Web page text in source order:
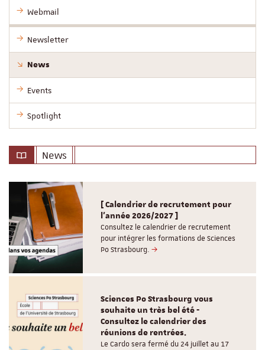
Webmail
Newsletter
News
Events
Spotlight
News
[ Calendrier de recrutement pour
l'année 2026/2027 ]
Consultez le calendrier de recrutement
pour intégrer les formations de Sciences
Po Strasbourg.
Sciences Po Strasbourg vous
souhaite un très bel été -
Consultez le calendrier des
réunions de rentrées.
Le Cardo sera fermé du 24 juillet au 17